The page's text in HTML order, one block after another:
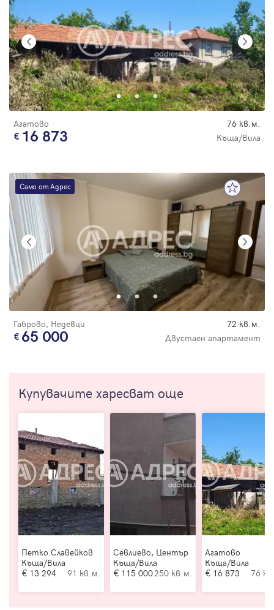
Агатово 76 кв.м.
16 873 Къща/Вила
Само от Адрес
Габрово, Недевци 72 кв.м.
65 000 Двустаен апартамент
Купувачите харесват още
Петко Славейков
Къща/Вила
13 294
91 кв.м.
Севлиево, Център
Къща/Вила
115 000250 кв.м.
Агатово
Къща/Вила
16 873
76